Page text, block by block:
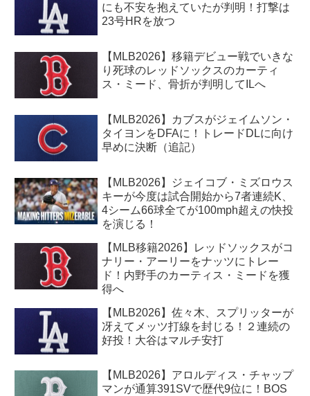
にも不安を抱えていたが判明！打撃は
23号HRを放つ
【MLB2026】移籍デビュー戦でいきな
り死球のレッドソックスのカーティ
ス・ミード、骨折が判明してILへ
【MLB2026】カブスがジェイムソン・
タイヨンをDFAに！トレードDLに向け
早めに決断（追記）
【MLB2026】ジェイコブ・ミズロウス
キーが今度は試合開始から7者連続K、
4シーム66球全てが100mph超えの快投
を演じる！
【MLB移籍2026】レッドソックスがコ
ナリー・アーリーをナッツにトレー
ド！内野手のカーティス・ミードを獲
得へ
【MLB2026】佐々木、スプリッターが
冴えてメッツ打線を封じる！２連続の
好投！大谷はマルチ安打
【MLB2026】アロルディス・チャップ
マンが通算391SVで歴代9位に！BOS